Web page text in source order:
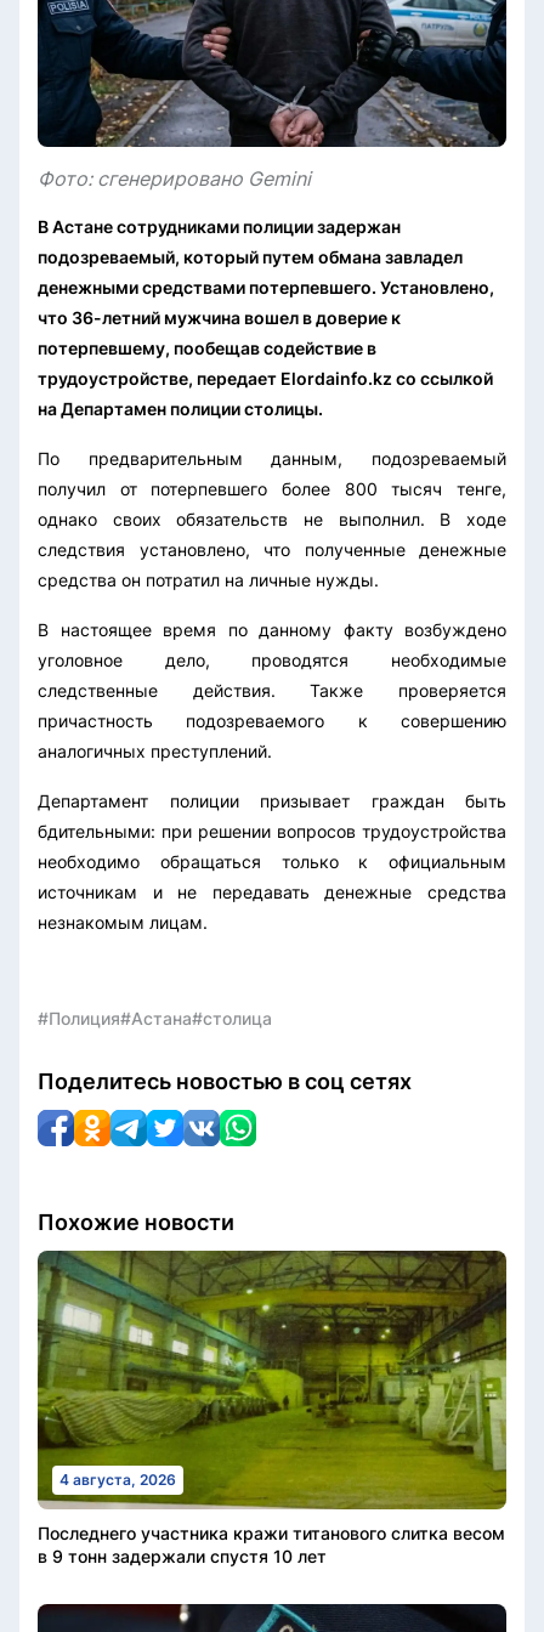
Фото: сгенерировано Gemini
В Астане сотрудниками полиции задержан
подозреваемый, который путем обмана завладел
денежными средствами потерпевшего. Установлено,
что 36-летний мужчина вошел в доверие к
потерпевшему, пообещав содействие в
трудоустройстве, передает Elordainfo.kz со ссылкой
на Департамен полиции столицы.
По предварительным данным, подозреваемый
получил от потерпевшего более 800 тысяч тенге,
однако своих обязательств не выполнил. В ходе
следствия установлено, что полученные денежные
средства он потратил на личные нужды.
В настоящее время по данному факту возбуждено
уголовное дело, проводятся необходимые
следственные действия. Также проверяется
причастность подозреваемого к совершению
аналогичных преступлений.
Департамент полиции призывает граждан быть
бдительными: при решении вопросов трудоустройства
необходимо обращаться только к официальным
источникам и не передавать денежные средства
незнакомым лицам.
#Полиция#Астана#столица
Поделитесь новостью в соц сетях
Похожие новости
4 августа, 2026
Последнего участника кражи титанового слитка весом
в 9 тонн задержали спустя 10 лет